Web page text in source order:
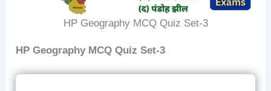
HP Geography MCQ Quiz Set-3
HP Geography MCQ Quiz Set-3